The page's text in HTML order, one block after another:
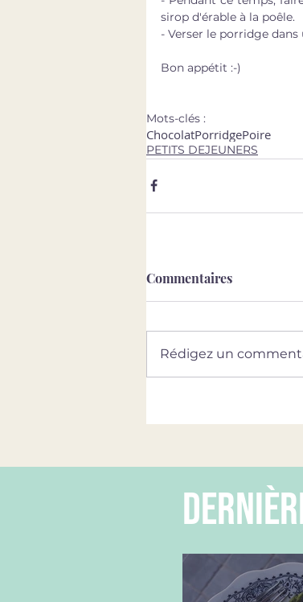
sirop d'érable à la poêle.
- Verser le porridge
Bon appétit :-)
Mots-clés :
ChocolatPorridgePoire
PETITS DEJEUNERS
Commentaires
Rédigez un